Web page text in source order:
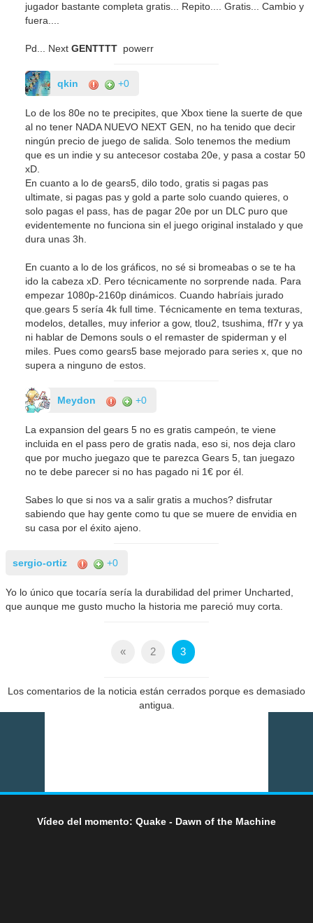
jugador bastante completa gratis... Repito.... Gratis... Cambio y
fuera....
Pd... NextGENTTTT powerr
qkin +0
Lo de los 80e no te precipites, que Xbox tiene la suerte de que
al no tener NADA NUEVO NEXT GEN, no ha tenido que decir
ningún precio de juego de salida. Solo tenemos the medium
que es un indie y su antecesor costaba 20e, y pasa a costar 50
xD.
En cuanto a lo de gears5, dilo todo, gratis si pagas pas
ultimate, si pagas pas y gold a parte solo cuando quieres, o
solo pagas el pass, has de pagar 20e por un DLC puro que
evidentemente no funciona sin el juego original instalado y que
dura unas 3h.
En cuanto a lo de los gráficos, no sé si bromeabas o se te ha
ido la cabeza xD. Pero técnicamente no sorprende nada. Para
empezar 1080p-2160p dinámicos. Cuando habríais jurado
que.gears 5 sería 4k full time. Técnicamente en tema texturas,
modelos, detalles, muy inferior a gow, tlou2, tsushima, ff7r y ya
ni hablar de Demons souls o el remaster de spiderman y el
miles. Pues como gears5 base mejorado para series x, que no
supera a ninguno de estos.
Meydon +0
La expansion del gears 5 no es gratis campeón, te viene
incluida en el pass pero de gratis nada, eso si, nos deja claro
que por mucho juegazo que te parezca Gears 5, tan juegazo
no te debe parecer si no has pagado ni 1€ por él.
Sabes lo que si nos va a salir gratis a muchos? disfrutar
sabiendo que hay gente como tu que se muere de envidia en
su casa por el éxito ajeno.
sergio-ortiz +0
Yo lo único que tocaría sería la durabilidad del primer Uncharted,
que aunque me gusto mucho la historia me pareció muy corta.
« 2 3
Los comentarios de la noticia están cerrados porque es demasiado
antigua.
Vídeo del momento: Quake - Dawn of the Machine